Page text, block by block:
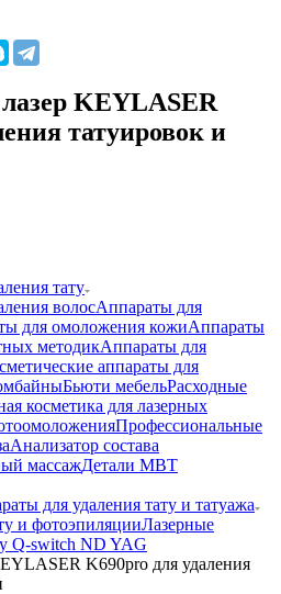
KEYLASER
татуировок и
тату
волосАппараты для
для омоложения кожиАппараты
методикАппараты для
аппараты для
Бьюти мебельРасходные
косметика для лазерных
Профессиональные
Анализатор состава
массажДетали MBT
для удаления тату и татуажа
и фотоэпиляцииЛазерные
Q-switch ND YAG
K690pro для удаления